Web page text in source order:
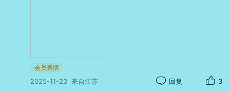
会员表情
2025-11-23 来自江苏 回复 3